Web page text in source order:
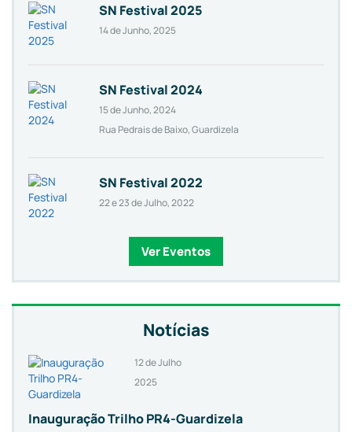
SN Festival 2025
14 de Junho, 2025
SN Festival 2024
15 de Junho, 2024
Rua Pedrais de Baixo, Guardizela
SN Festival 2022
22 e 23 de Julho, 2022
Ver Eventos
Notícias
12 de Julho
2025
Inauguração Trilho PR4-Guardizela